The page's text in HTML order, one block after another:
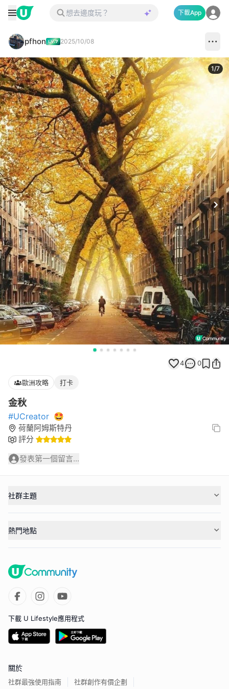
下載App
pfhon 2025/10/08
1/7
4 0
歐洲攻略 打卡
金秋
#UCreator 🤩
荷蘭阿姆斯特丹
評分
發表第一個留言...
社群主題
熱門地點
下載 U Lifestyle應用程式
關於
社群最強使用指南 社群創作有價企劃